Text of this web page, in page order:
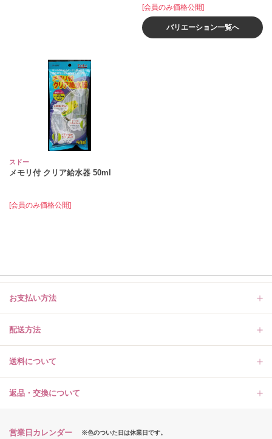
[会員のみ価格公開]
バリエーション一覧へ
スドー
メモリ付 クリア給水器 50ml
[会員のみ価格公開]
お支払い方法
配送方法
送料について
返品・交換について
営業日カレンダー ※色のついた日は休業日です。